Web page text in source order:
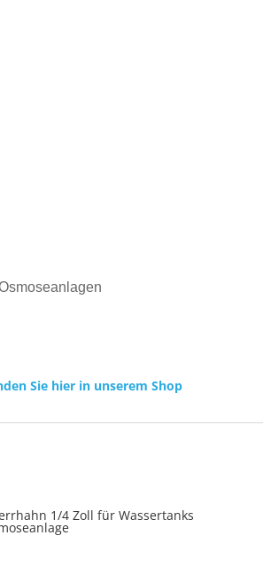
Sie hier in unserem Shop
1/4 Zoll für Wassertanks